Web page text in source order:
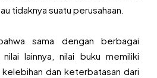
tidaknya suatu perusahaan.
sama dengan berbagai
lainnya, nilai buku memiliki
kelebihan dan keterbatasan dari